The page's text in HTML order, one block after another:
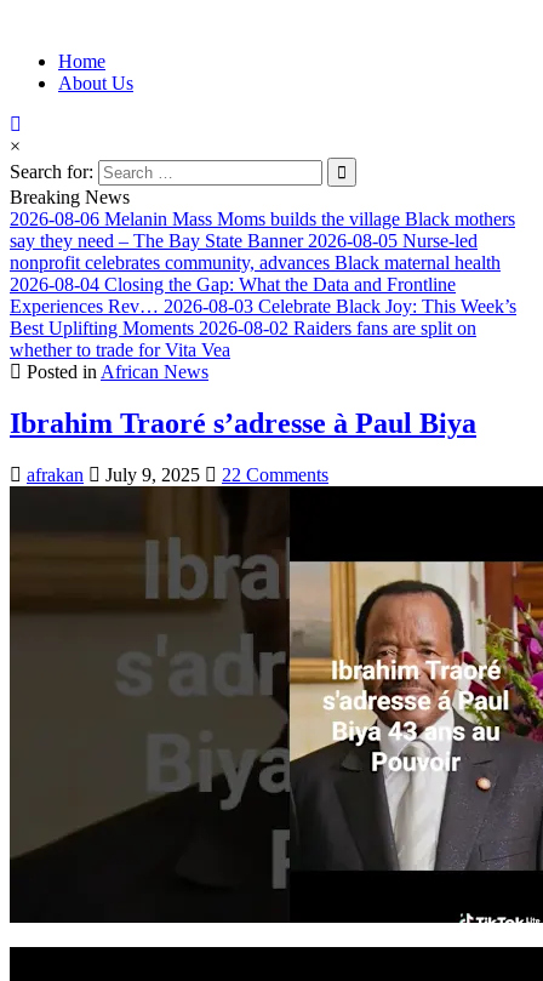
Afro-Conscious Media
Information for Afrakan People Worldwide
Home
About Us
×
Search for:
Breaking News
2026-08-06 Melanin Mass Moms builds the village Black mothers
say they need – The Bay State Banner 2026-08-05 Nurse-led
nonprofit celebrates community, advances Black maternal health
2026-08-04 Closing the Gap: What the Data and Frontline
Experiences Rev… 2026-08-03 Celebrate Black Joy: This Week’s
Best Uplifting Moments 2026-08-02 Raiders fans are split on
whether to trade for Vita Vea
Posted in African News
Ibrahim Traoré s’adresse à Paul Biya
afrakan July 9, 2025 22 Comments